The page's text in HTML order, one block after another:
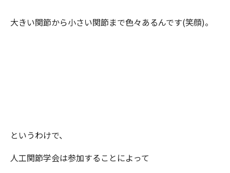
大きい関節から小さい関節まで色々あるんです(笑顔)。
というわけで、
人工関節学会は参加することによって